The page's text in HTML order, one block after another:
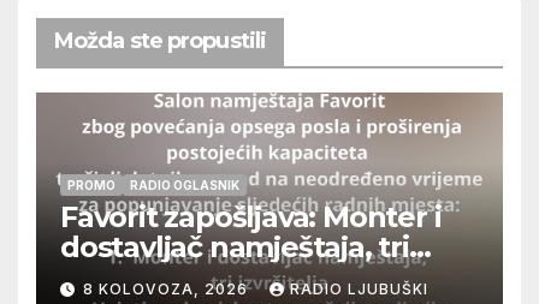
Možda ste propustili
PROMO RADIO OGLASNIK
Favorit zapošljava: Monter i
dostavljač namještaja, tri
izvršitelja
8 KOLOVOZA, 2026 RADIO LJUBUŠKI